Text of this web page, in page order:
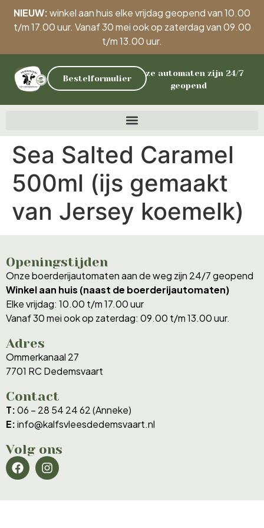
NIEUW:winkel aan huis elke vrijdag geopend van 10.00
t/m 17.00 uur. Vanaf 30 mei ook op zaterdag van 09.00
t/m 13.00 uur.
Onze automaten zijn 24/7
geopend
Bestelformulier
Sea Salted Caramel
500ml (ijs gemaakt
van Jersey koemelk)
Openingstijden
Onze boerderijautomaten aan de weg zijn 24/7 geopend
Winkel aan huis (naast de boerderijautomaten)
Elke vrijdag: 10.00 t/m 17.00 uur
Vanaf 30 mei ook op zaterdag: 09.00 t/m 13.00 uur.
Adres
Ommerkanaal 27
7701 RC Dedemsvaart
Contact
T:06 – 28 54 24 62 (Anneke)
E:info@kalfsvleesdedemsvaart.nl
Volg ons